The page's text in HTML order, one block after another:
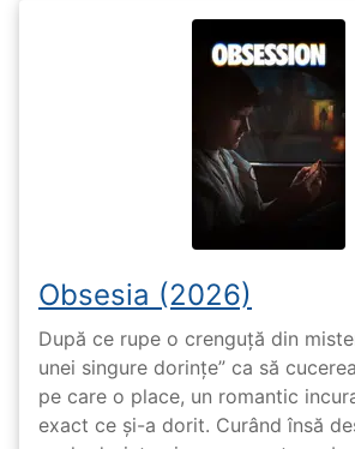
Obsesia (2026)
După ce rupe o crenguță din
unei singure dorințe” ca să
pe care o place, un romantic
exact ce și-a dorit. Curând însă